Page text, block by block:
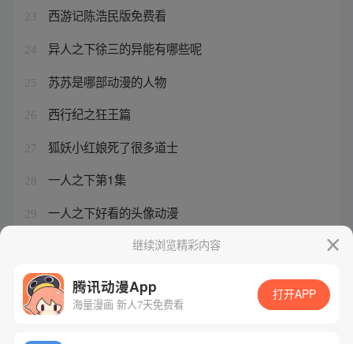
23 西游记陈浩民版免费看
24 异人之下徐三的异能有哪些呢
25 苏苏是哪部动漫的人物
26 西行纪之狂王篇
27 狐妖小红娘死了很多道士
28 一人之下第1集
29 一人之下好看的头像动漫
一人之下第二部拍了吗继续浏览精彩内容
腾讯动漫App
海量漫画 新人7天免费看
打开APP